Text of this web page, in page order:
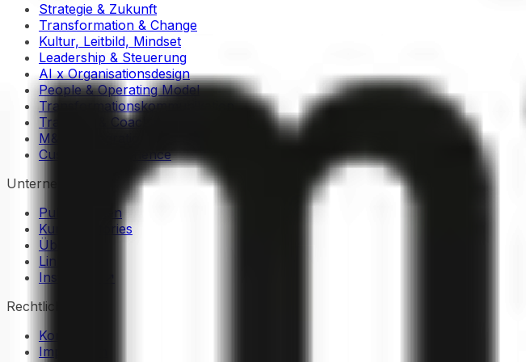
Strategie & Zukunft
Transformation & Change
Kultur, Leitbild, Mindset
Leadership & Steuerung
AI x Organisationsdesign
People & Operating Model
Transformationskommunikation
Trainings & Coachings
M&A / Integration
Customer Experience
Unternehmen
Publikationen
Kunden Stories
Über Uns
LinkedIn ↗
Instagram ↗
Rechtliches
Kontakt
Impressum